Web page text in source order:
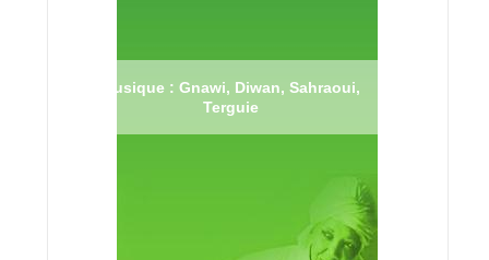
Musique : Gnawi, Diwan, Sahraoui,
Terguie